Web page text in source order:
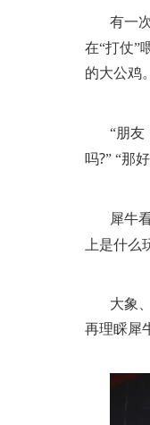
有一
在“打仗”
的大公鸡
“朋友
吗?” “那
犀牛
上是什么
大象
再理睬犀